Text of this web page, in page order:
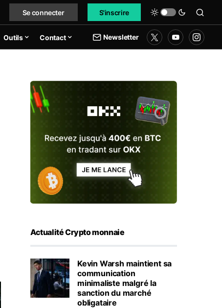
Se connecter S'inscrire
Outils Contact Newsletter
Actualité Crypto monnaie
Kevin Warsh maintient sa
communication
minimaliste malgré la
sanction du marché
obligataire